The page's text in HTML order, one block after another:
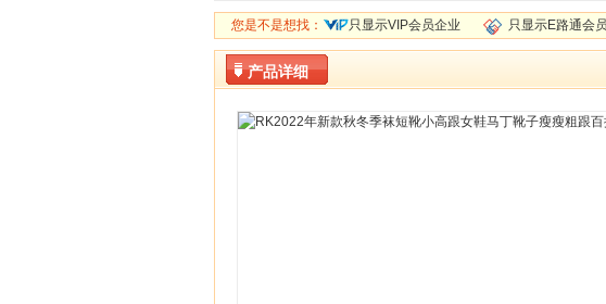
您是不是想找： 只显示VIP会员企业 只显示E路通会
产品详细